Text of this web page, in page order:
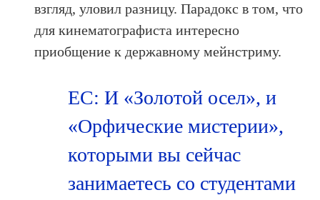
взгляд, уловил разницу. Парадокс в том, что
для кинематографиста интересно
приобщение к державному мейнстриму.
ЕС: И «Золотой осел», и
«Орфические мистерии»,
которыми вы сейчас
занимаетесь со студентами